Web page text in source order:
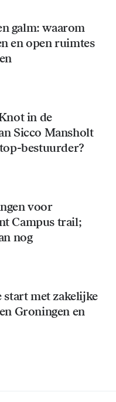
galm: waarom
en open ruimtes
in de
Sicco Mansholt
bestuurder?
voor
Campus trail;
nog
met zakelijke
Groningen en